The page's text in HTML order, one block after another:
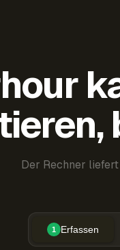
Der Rechner
1 Erfassen